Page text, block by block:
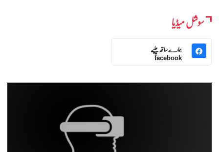
سوشل میڈیا
ہمارے ساتھ چلیے
facebook